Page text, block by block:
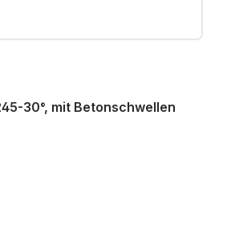
30°, mit Betonschwellen